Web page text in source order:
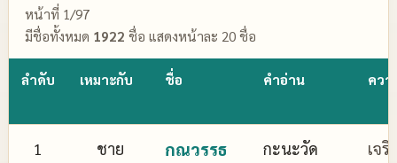
หน้าที่ 1/97
มีชื่อทั้งหมด 1922 ชื่อ แสดงหน้าละ 20 ชื่อ
ลำดับ เหมาะกับ ชื่อ คำอ่าน คว
1 ชาย
กณวรรธ
กะนะวัด เจ